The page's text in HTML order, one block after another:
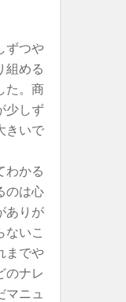
ずつや
組める
た。商
少しず
きいで
わかる
のは心
ありが
ないこ
までや
のナレ
マニュ